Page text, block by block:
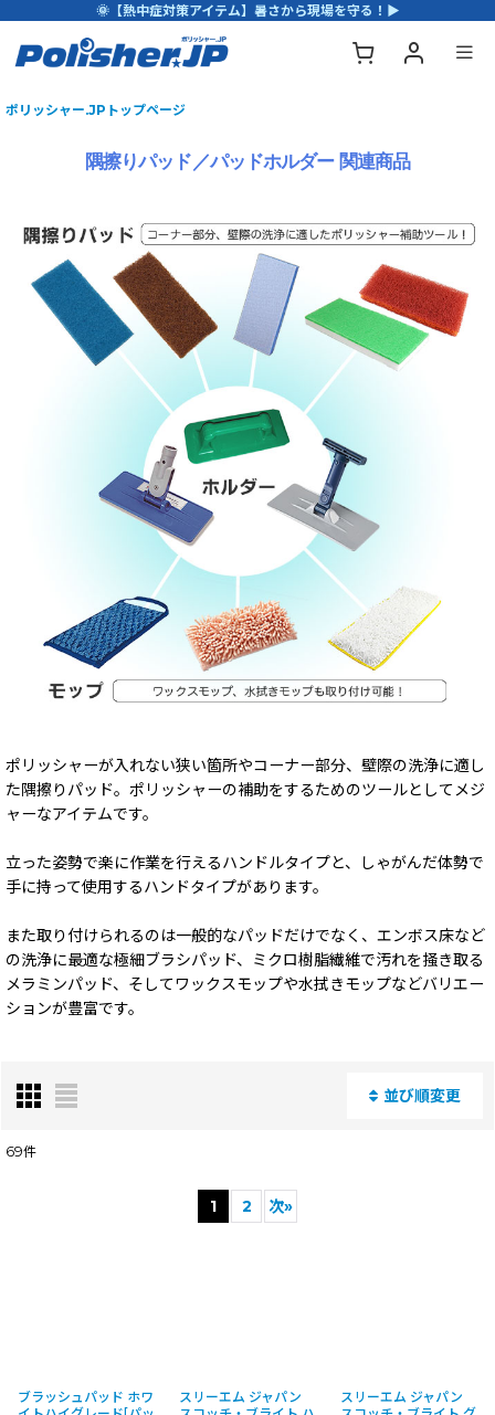
🌞【熱中症対策アイテム】暑さから現場を守る！▶
ポリッシャー.JPトップページ
隅擦りパッド／パッドホルダー 関連商品
ポリッシャーが入れない狭い箇所やコーナー部分、壁際の洗浄に適し
た隅擦りパッド。ポリッシャーの補助をするためのツールとしてメジ
ャーなアイテムです。
立った姿勢で楽に作業を行えるハンドルタイプと、しゃがんだ体勢で
手に持って使用するハンドタイプがあります。
また取り付けられるのは一般的なパッドだけでなく、エンボス床など
の洗浄に最適な極細ブラシパッド、ミクロ樹脂繊維で汚れを掻き取る
メラミンパッド、そしてワックスモップや水拭きモップなどバリエー
ションが豊富です。
並び順変更
69件
1 2 次»
ブラッシュパッド ホワ
スリーエム ジャパン
スリーエム ジャパン